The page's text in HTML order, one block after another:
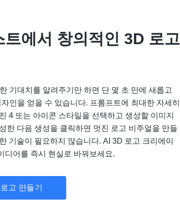
트에서 창의적인 3D 로고
기대치를 알려주기만 하면 단 몇 초 만에 새롭고
인을 얻을 수 있습니다. 프롬프트에 최대한 자세히
4 또는 아이콘 스타일을 선택하고 생성할 이미지
한 다음 생성을 클릭하면 멋진 로고 비주얼을 만들
기술이 필요하지 않습니다. AI 3D 로고 크리에이
디어를 즉시 현실로 바꿔보세요.
고 만들기